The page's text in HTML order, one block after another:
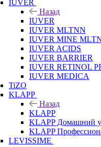
IUVER
Назад
IUVER
IUVER MLTNN
IUVER MINE
IUVER ACIDS
IUVER BARRIER
IUVER RETINOL
IUVER MEDICA
TiZO
KLAPP
Назад
KLAPP
KLAPP Домашний
KLAPP
LEVISSIME